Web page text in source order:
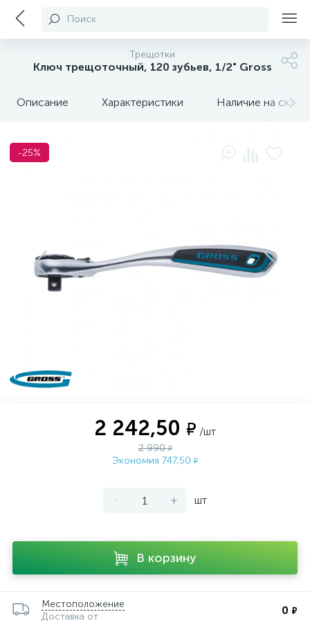
Поиск
Трещотки
Ключ трещоточный, 120 зубьев, 1/2" Gross
Описание Характеристики Наличие на
-25%
2 242,50 ₽ /шт
2 990₽
Экономия 747,50 ₽
- + шт
В корзину
Местоположение
Доставка от
0 ₽